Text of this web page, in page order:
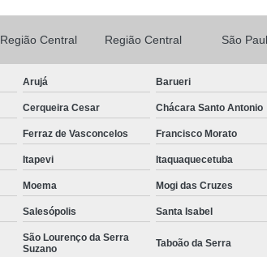
Região Central Região Central São
Arujá Barueri
Cerqueira Cesar Chácara Santo Antonio
Ferraz de Vasconcelos Francisco Morato
Itapevi Itaquaquecetuba
Moema Mogi das Cruzes
Salesópolis Santa Isabel
São Lourenço da Serra
Suzano
Taboão da Serra